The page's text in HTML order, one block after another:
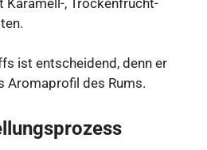
ist entscheidend, denn er
Aromaprofil des Rums.